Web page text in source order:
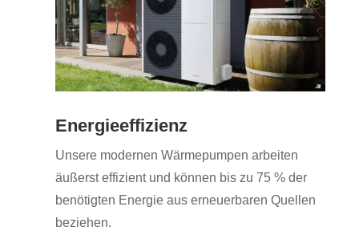
Energieeffizienz
Unsere modernen Wärmepumpen arbeiten
äußerst effizient und können bis zu 75 % der
benötigten Energie aus erneuerbaren Quellen
beziehen.